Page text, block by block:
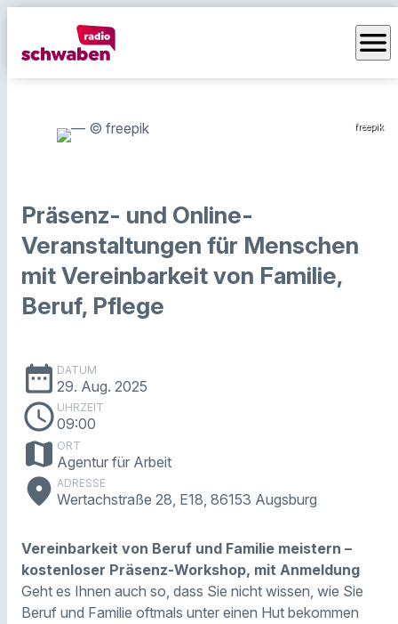
menu
freepik
Präsenz- und Online-
Veranstaltungen für Menschen
mit Vereinbarkeit von Familie,
Beruf, Pflege
date_range DATUM
29. Aug. 2025
schedule UHRZEIT
09:00
map ORT
Agentur für Arbeit
place ADRESSE
Wertachstraße 28, E18, 86153 Augsburg
Vereinbarkeit von Beruf und Familie meistern –
kostenloser Präsenz-Workshop, mit Anmeldung
Geht es Ihnen auch so, dass Sie nicht wissen, wie Sie
Beruf und Familie oftmals unter einen Hut bekommen